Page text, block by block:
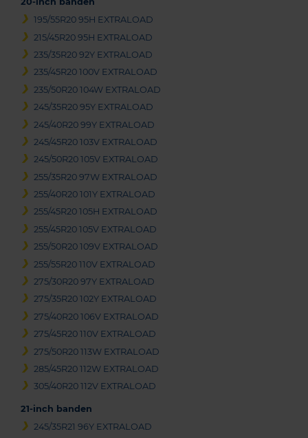
195/55R20 95H EXTRALOAD
215/45R20 95H EXTRALOAD
235/35R20 92Y EXTRALOAD
235/45R20 100V EXTRALOAD
235/50R20 104W EXTRALOAD
245/35R20 95Y EXTRALOAD
245/40R20 99Y EXTRALOAD
245/45R20 103V EXTRALOAD
245/50R20 105V EXTRALOAD
255/35R20 97W EXTRALOAD
255/40R20 101Y EXTRALOAD
255/45R20 105H EXTRALOAD
255/45R20 105V EXTRALOAD
255/50R20 109V EXTRALOAD
255/55R20 110V EXTRALOAD
275/30R20 97Y EXTRALOAD
275/35R20 102Y EXTRALOAD
275/40R20 106V EXTRALOAD
275/45R20 110V EXTRALOAD
275/50R20 113W EXTRALOAD
285/45R20 112W EXTRALOAD
305/40R20 112V EXTRALOAD
21-inch banden
245/35R21 96Y EXTRALOAD